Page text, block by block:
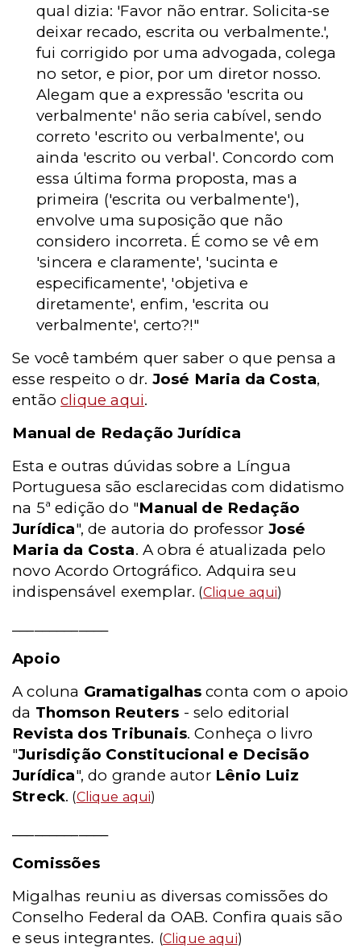
qual dizia: 'Favor não entrar. Solicita-se
deixar recado, escrita ou verbalmente.',
fui corrigido por uma advogada, colega
no setor, e pior, por um diretor nosso.
Alegam que a expressão 'escrita ou
verbalmente' não seria cabível, sendo
correto 'escrito ou verbalmente', ou
ainda 'escrito ou verbal'. Concordo com
essa última forma proposta, mas a
primeira ('escrita ou verbalmente'),
envolve uma suposição que não
considero incorreta. É como se vê em
'sincera e claramente', 'sucinta e
especificamente', 'objetiva e
diretamente', enfim, 'escrita ou
verbalmente', certo?!"
Se você também quer saber o que pensa a
esse respeito o dr. José Maria da Costa,
entãoclique aqui.
Manual de Redação Jurídica
Esta e outras dúvidas sobre a Língua
Portuguesa são esclarecidas com didatismo
na 5ª edição do "Manual de Redação
Jurídica", de autoria do professor José
Maria da Costa. A obra é atualizada pelo
novo Acordo Ortográfico. Adquira seu
indispensável exemplar. (Clique aqui)
Apoio
A coluna Gramatigalhas conta com o apoio
da Thomson Reuters - selo editorial
Revista dos Tribunais. Conheça o livro
"Jurisdição Constitucional e Decisão
Jurídica", do grande autor Lênio Luiz
Streck. (Clique aqui)
Comissões
Migalhas reuniu as diversas comissões do
Conselho Federal da OAB. Confira quais são
e seus integrantes. (Clique aqui)